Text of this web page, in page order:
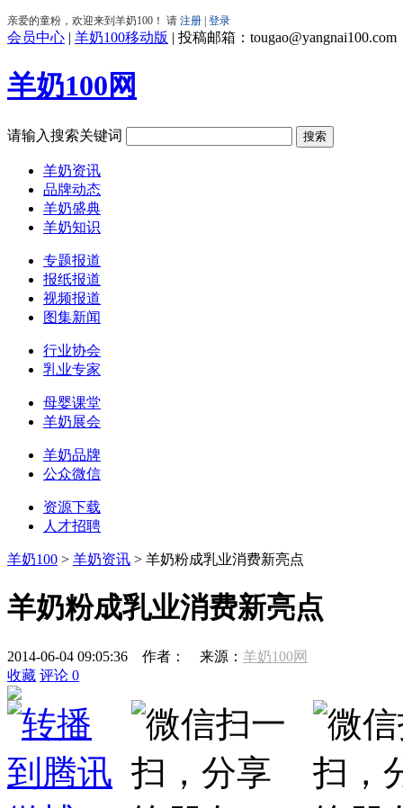
会员中心 | 羊奶100移动版 | 投稿邮箱：tougao@yangnai100.com
羊奶100网
请输入搜索关键词
羊奶资讯
品牌动态
羊奶盛典
羊奶知识
专题报道
报纸报道
视频报道
图集新闻
行业协会
乳业专家
母婴课堂
羊奶展会
羊奶品牌
公众微信
资源下载
人才招聘
羊奶100 > 羊奶资讯 > 羊奶粉成乳业消费新亮点
羊奶粉成乳业消费新亮点
2014-06-04 09:05:36 作者： 来源： 羊奶100网
收藏 评论 0